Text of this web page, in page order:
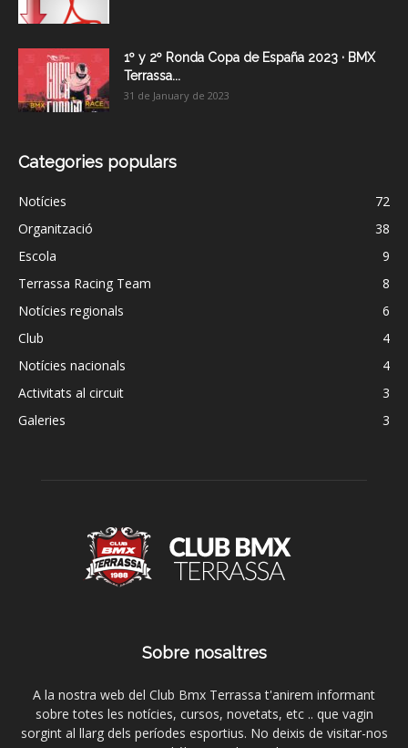
1º y 2º Ronda Copa de España 2023 · BMX
Terrassa...
31 de January de 2023
Categories populars
Notícies
72
Organització
38
Escola
9
Terrassa Racing Team
8
Notícies regionals
6
Club
4
Notícies nacionals
4
Activitats al circuit
3
Galeries
3
Sobre nosaltres
A la nostra web del Club Bmx Terrassa t'anirem informant
sobre totes les notícies, cursos, novetats, etc .. que vagin
sorgint al llarg dels períodes esportius. No deixis de visitar-nos